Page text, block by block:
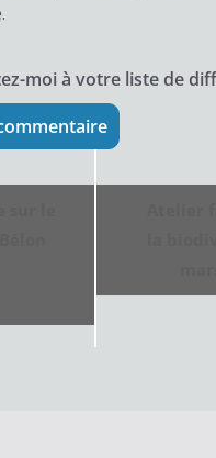
moi à votre liste de